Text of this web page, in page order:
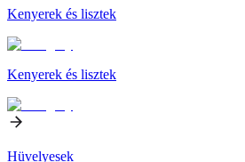
Kenyerek és lisztek
Kenyerek és lisztek
Hüvelyesek